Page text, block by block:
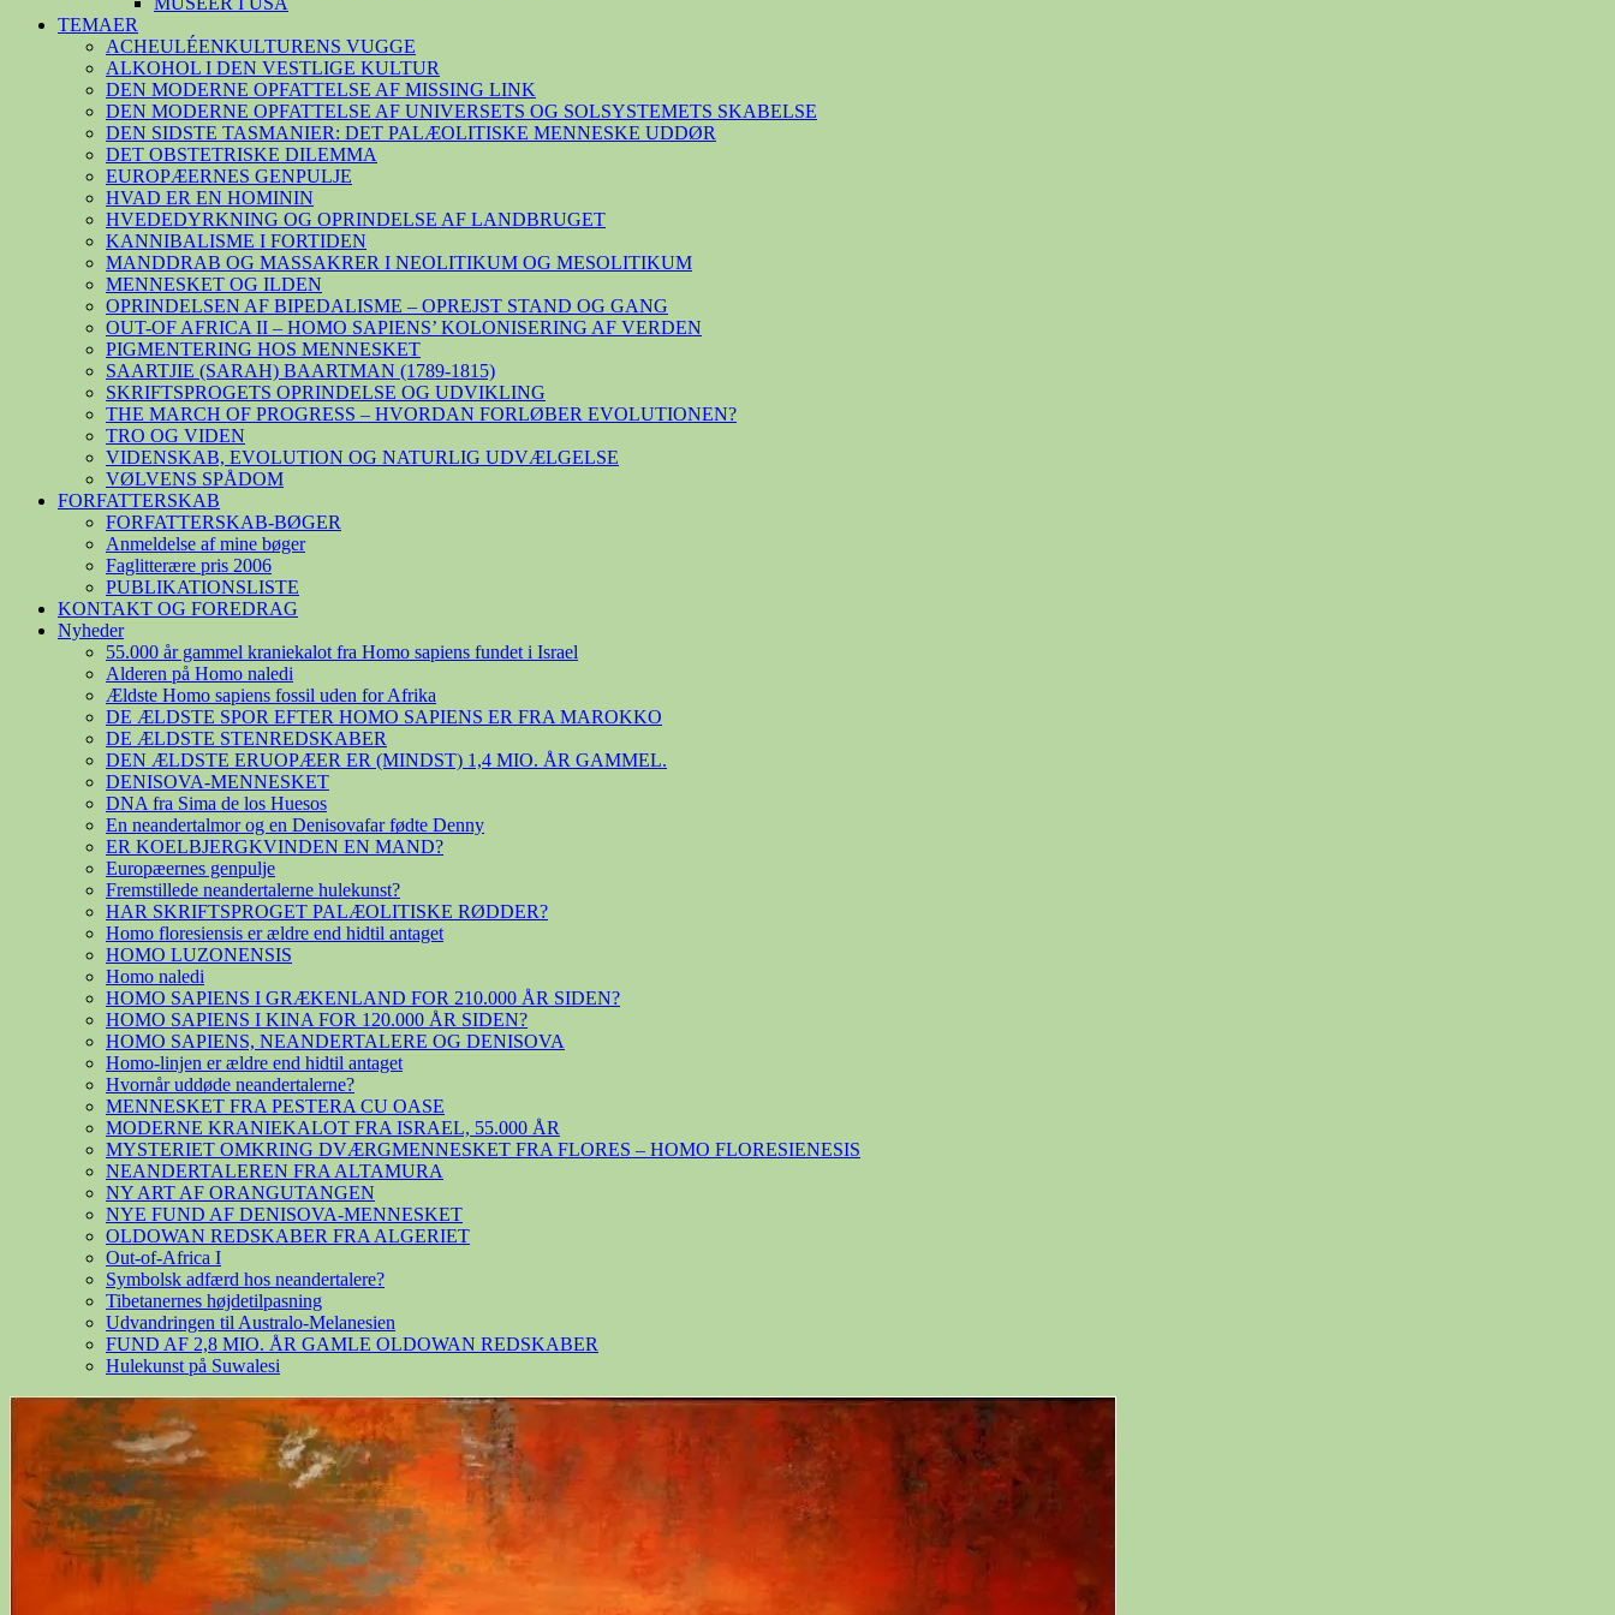
TEMAER
ACHEULÉENKULTURENS VUGGE
ALKOHOL I DEN VESTLIGE KULTUR
DEN MODERNE OPFATTELSE AF MISSING LINK
DEN MODERNE OPFATTELSE AF UNIVERSETS OG SOLSYSTEMETS SKABELSE
DEN SIDSTE TASMANIER: DET PALÆOLITISKE MENNESKE UDDØR
DET OBSTETRISKE DILEMMA
EUROPÆERNES GENPULJE
HVAD ER EN HOMININ
HVEDEDYRKNING OG OPRINDELSE AF LANDBRUGET
KANNIBALISME I FORTIDEN
MANDDRAB OG MASSAKRER I NEOLITIKUM OG MESOLITIKUM
MENNESKET OG ILDEN
OPRINDELSEN AF BIPEDALISME – OPREJST STAND OG GANG
OUT-OF AFRICA II – HOMO SAPIENS’ KOLONISERING AF VERDEN
PIGMENTERING HOS MENNESKET
SAARTJIE (SARAH) BAARTMAN (1789-1815)
SKRIFTSPROGETS OPRINDELSE OG UDVIKLING
THE MARCH OF PROGRESS – HVORDAN FORLØBER EVOLUTIONEN?
TRO OG VIDEN
VIDENSKAB, EVOLUTION OG NATURLIG UDVÆLGELSE
VØLVENS SPÅDOM
FORFATTERSKAB
FORFATTERSKAB-BØGER
Anmeldelse af mine bøger
Faglitterære pris 2006
PUBLIKATIONSLISTE
KONTAKT OG FOREDRAG
Nyheder
55.000 år gammel kraniekalot fra Homo sapiens fundet i Israel
Alderen på Homo naledi
Ældste Homo sapiens fossil uden for Afrika
DE ÆLDSTE SPOR EFTER HOMO SAPIENS ER FRA MAROKKO
DE ÆLDSTE STENREDSKABER
DEN ÆLDSTE ERUOPÆER ER (MINDST) 1,4 MIO. ÅR GAMMEL.
DENISOVA-MENNESKET
DNA fra Sima de los Huesos
En neandertalmor og en Denisovafar fødte Denny
ER KOELBJERGKVINDEN EN MAND?
Europæernes genpulje
Fremstillede neandertalerne hulekunst?
HAR SKRIFTSPROGET PALÆOLITISKE RØDDER?
Homo floresiensis er ældre end hidtil antaget
HOMO LUZONENSIS
Homo naledi
HOMO SAPIENS I GRÆKENLAND FOR 210.000 ÅR SIDEN?
HOMO SAPIENS I KINA FOR 120.000 ÅR SIDEN?
HOMO SAPIENS, NEANDERTALERE OG DENISOVA
Homo-linjen er ældre end hidtil antaget
Hvornår uddøde neandertalerne?
MENNESKET FRA PESTERA CU OASE
MODERNE KRANIEKALOT FRA ISRAEL, 55.000 ÅR
MYSTERIET OMKRING DVÆRGMENNESKET FRA FLORES – HOMO FLORESIENESIS
NEANDERTALEREN FRA ALTAMURA
NY ART AF ORANGUTANGEN
NYE FUND AF DENISOVA-MENNESKET
OLDOWAN REDSKABER FRA ALGERIET
Out-of-Africa I
Symbolsk adfærd hos neandertalere?
Tibetanernes højdetilpasning
Udvandringen til Australo-Melanesien
FUND AF 2,8 MIO. ÅR GAMLE OLDOWAN REDSKABER
Hulekunst på Suwalesi